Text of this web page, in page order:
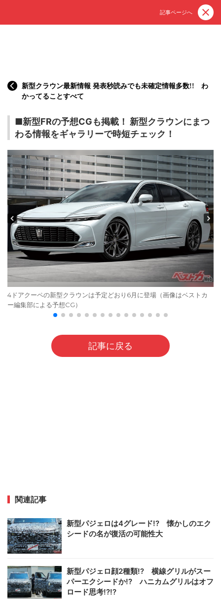
記事ページへ
新型クラウン最新情報 発表秒読みでも未確定情報多数!! わ
かってることすべて
■新型FRの予想CGも掲載！ 新型クラウンにまつ
わる情報をギャラリーで時短チェック！
4ドアクーペの新型クラウンは予定どおり6月に登場（画像はベストカ
ー編集部による予想CG）
記事に戻る
関連記事
新型パジェロは4グレード!? 懐かしのエク
シードの名が復活の可能性大
新型パジェロ顔2種類!? 横線グリルがスー
パーエクシードか!? ハニカムグリルはオフ
ロード思考!?!?